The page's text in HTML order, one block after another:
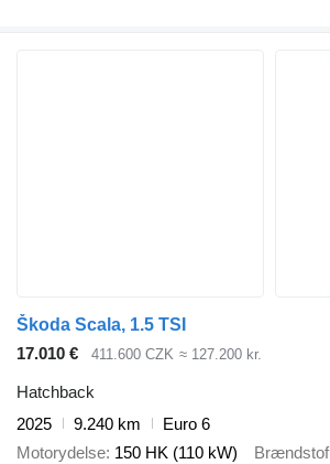
Škoda Scala, 1.5 TSI
17.010 €
411.600 CZK ≈ 127.200 kr.
Hatchback
2025
9.240 km
Euro 6
Motorydelse 150 HK (110 kW) Brændstof